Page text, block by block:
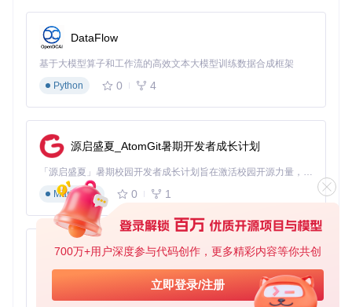
700万+用户深度参与代码创作，更多精彩内容等你共创
立即登录/注册
拟技术将输入延迟降低了60%以上，达到专业游戏设备的响应
标准。
分级部署指南：从新手到专家的进阶路径
基础部署：五分钟快速启动方案
从项目仓库下载最新版压缩包并解压到非系统盘
运行DS4Windows.exe，在欢迎向导中选择"安装ViGEmB
us驱动"
连接PS手柄（有线直接连接，无线需按住Share+PS键至
灯条闪烁）
在主界面确认控制器状态显示为"已连接"
[!TIP] 解压路径避免包含中文或特殊字符，这能减少90%的
运行异常问题。建议使用纯英文路径如
D:\Tools\DS4Win
DataFlow
基于大模型算子和工作流的高效文本大模型训练数据合成框架
Python
0 4
源启盛夏_AtomGit暑期开发者成长计划
「源启盛夏」暑期校园开发者成长计划旨在激活校园开源力量，通过积分激励、认证扶持、资源倾斜等形式，引导高校组织和开发者完成「入驻 — 建项目 — 做贡献 — 获认证 — 得资源」的完整闭环。无论你是想带领社团入驻平台的组织者，还是希望用代码贡献证明自己的开发者，都能在这里找到属于你的成长路径。
Markdown
0 1
py-xiaozhi
基于Python的Xiaozhi AI，适用于想要完整Xiaozhi体验而无需拥有专用硬件的用户。
Python
0 1